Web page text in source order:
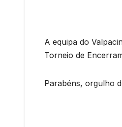
A equipa do
Torneio de
Parabéns, orgulho